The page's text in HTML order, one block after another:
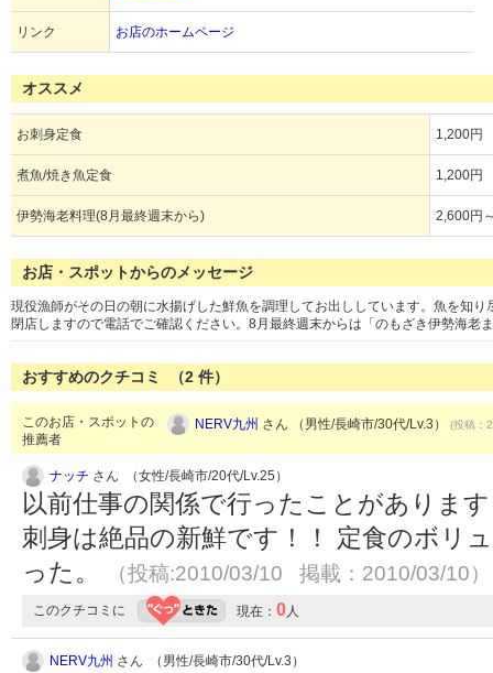
リンク お店のホームページ
オススメ
お刺身定食 1,200円
煮魚/焼き魚定食 1,200円
伊勢海老料理(8月最終週末から) 2,600円
お店・スポットからのメッセージ
現役漁師がその日の朝に水揚げした鮮魚を調理してお出ししています。魚を知
閉店しますので電話でご確認ください。8月最終週末からは「のもざき伊勢海老
おすすめのクチコミ （2 件）
このお店・スポットの
推薦者
NERV九州 さん （男性/長崎市/30代/Lv.3） (投稿：
ナッチ さん （女性/長崎市/20代/Lv.25）
以前仕事の関係で行ったことがありま
刺身は絶品の新鮮です！！ 定食のボリ
った。
（投稿:2010/03/10 掲載：2010/03/10）
このクチコミに 現在： 0人
NERV九州 さん （男性/長崎市/30代/Lv.3）